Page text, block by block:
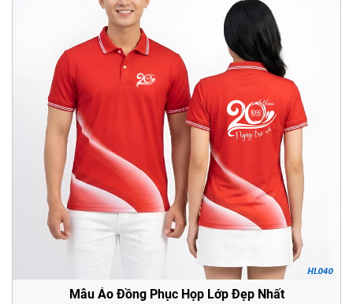
Mẫu Áo Đồng Phục Họp Lớp Đẹp Nhất